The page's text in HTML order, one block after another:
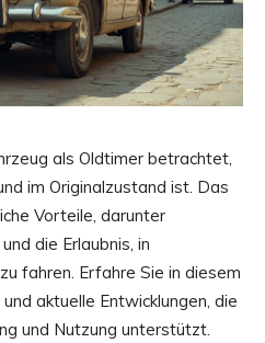
als Oldtimer betrachtet,
im Originalzustand ist. Das
Vorteile, darunter
die Erlaubnis, in
fahren. Erfahre Sie in diesem
aktuelle Entwicklungen, die
und Nutzung unterstützt.